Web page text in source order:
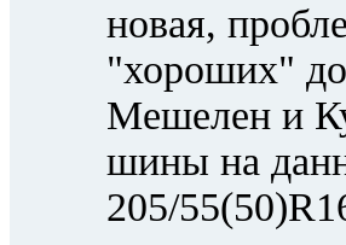
новая,
"хороших"
Мешелен и
шины на
205/